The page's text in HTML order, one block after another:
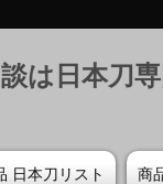
は日本刀
日本刀リスト 商